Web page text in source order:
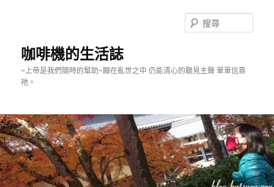
咖啡機的生活誌
~上帝是我們隨時的幫助~願在亂世之中 仍能清心的聽見主聲 單單信靠
祂。
尋